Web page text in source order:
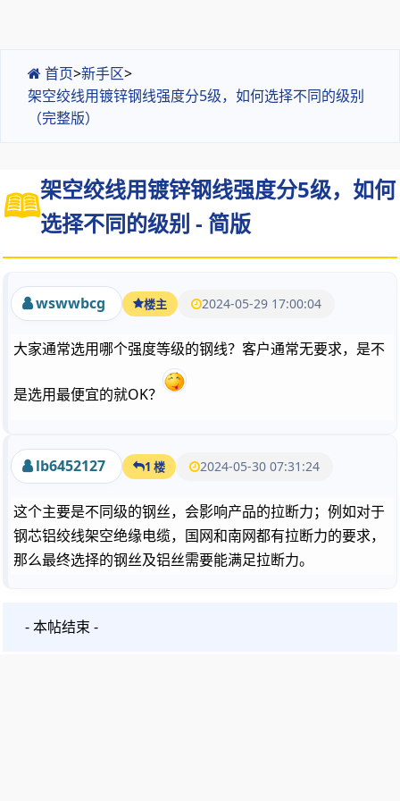
首页>新手区>
架空绞线用镀锌钢线强度分5级，如何选择不同的级别
（完整版）
架空绞线用镀锌钢线强度分5级，如何
选择不同的级别 - 简版
wswwbcg 楼主 2024-05-29 17:00:04
大家通常选用哪个强度等级的钢线？客户通常无要求，是不
是选用最便宜的就OK？
lb6452127 1 楼 2024-05-30 07:31:24
这个主要是不同级的钢丝，会影响产品的拉断力；例如对于
钢芯铝绞线架空绝缘电缆，国网和南网都有拉断力的要求，
那么最终选择的钢丝及铝丝需要能满足拉断力。
- 本帖结束 -